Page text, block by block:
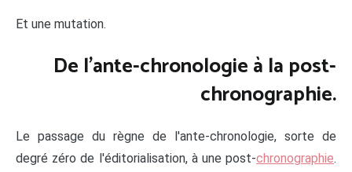
Et une mutation.
De l'ante-chronologie à la post-
chronographie.
Le passage du règne de l'ante-chronologie, sorte de
degré zéro de l'éditorialisation, à une post-chronographie.